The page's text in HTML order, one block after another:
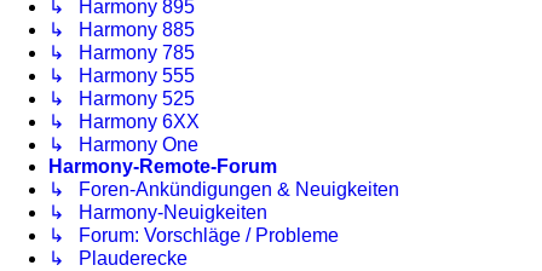
↳ Harmony 895
↳ Harmony 885
↳ Harmony 785
↳ Harmony 555
↳ Harmony 525
↳ Harmony 6XX
↳ Harmony One
Harmony-Remote-Forum
↳ Foren-Ankündigungen & Neuigkeiten
↳ Harmony-Neuigkeiten
↳ Forum: Vorschläge / Probleme
↳ Plauderecke